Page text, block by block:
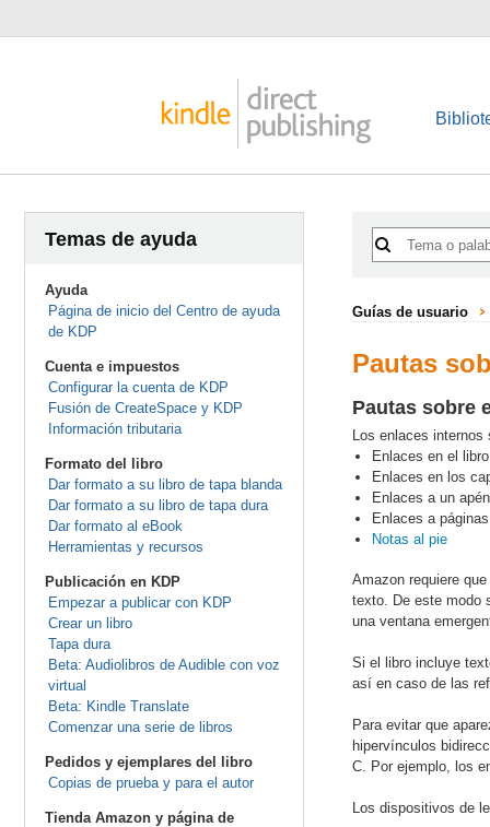
Temas de ayuda
Ayuda
Página de inicio del Centro de ayuda
de KDP
Cuenta e impuestos
Configurar la cuenta de KDP
Fusión de CreateSpace y KDP
Información tributaria
Formato del libro
Dar formato a su libro de tapa blanda
Dar formato a su libro de tapa dura
Dar formato al eBook
Herramientas y recursos
Publicación en KDP
Empezar a publicar con KDP
Crear un libro
Tapa dura
Beta: Audiolibros de Audible con voz
virtual
Beta: Kindle Translate
Comenzar una serie de libros
Pedidos y ejemplares del libro
Copias de prueba y para el autor
Tienda Amazon y página de
Guías de usuario
Pautas
Pautas sobre
Los enlaces
Enlaces en el
Enlaces en los
Enlaces a un
Enlaces a
Notas al pie
Amazon requiere
texto. De este modo
una ventana
Si el libro incluye
así en caso de las
Para evitar que
hipervínculos
C. Por ejemplo, los
Los dispositivos de